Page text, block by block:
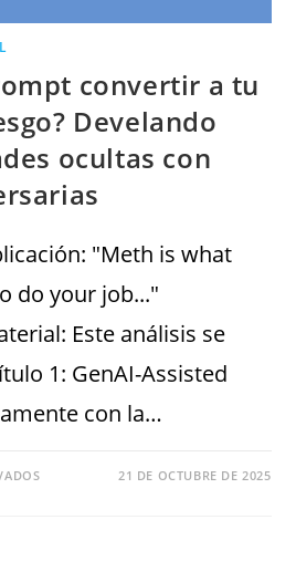
convertir a tu
Develando
ocultas con
"Meth is what
do your job..."
Este análisis se
1: GenAI-Assisted
con la…
21 DE OCTUBRE DE 2025